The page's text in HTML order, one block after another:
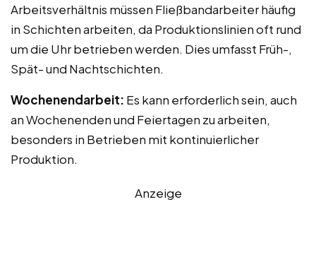
Arbeitsverhältnis müssen Fließbandarbeiter häufig
in Schichten arbeiten, da Produktionslinien oft rund
um die Uhr betrieben werden. Dies umfasst Früh-,
Spät- und Nachtschichten.
Wochenendarbeit: Es kann erforderlich sein, auch
an Wochenenden und Feiertagen zu arbeiten,
besonders in Betrieben mit kontinuierlicher
Produktion.
Anzeige